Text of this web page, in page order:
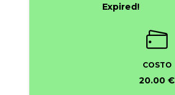
Expired!
COSTO
20.00 €